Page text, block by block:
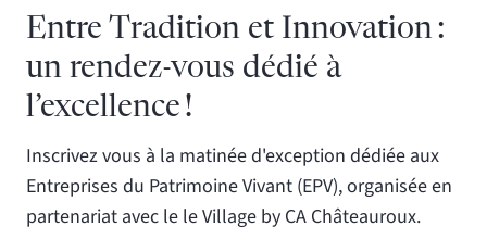
Entre Tradition et Innovation :
un rendez-vous dédié à
l’excellence !
Inscrivez vous à la matinée d'exception dédiée aux
Entreprises du Patrimoine Vivant (EPV), organisée en
partenariat avec le le Village by CA Châteauroux.